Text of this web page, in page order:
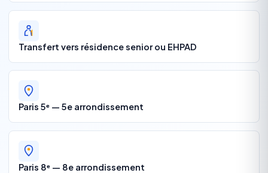
Transfert vers résidence senior ou EHPAD
Paris 5ᵉ — 5e arrondissement
Paris 8ᵉ — 8e arrondissement